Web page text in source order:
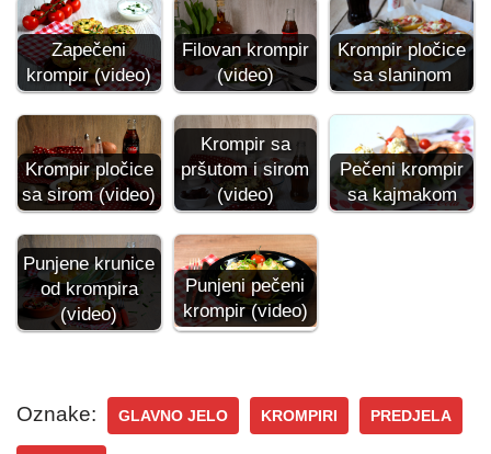
Zapečeni
krompir (video)
Filovan krompir
(video)
Krompir pločice
sa slaninom
Krompir pločice
sa sirom (video)
Krompir sa
pršutom i sirom
(video)
Pečeni krompir
sa kajmakom
Punjene krunice
od krompira
(video)
Punjeni pečeni
krompir (video)
Oznake: GLAVNO JELO KROMPIRI PREDJELA